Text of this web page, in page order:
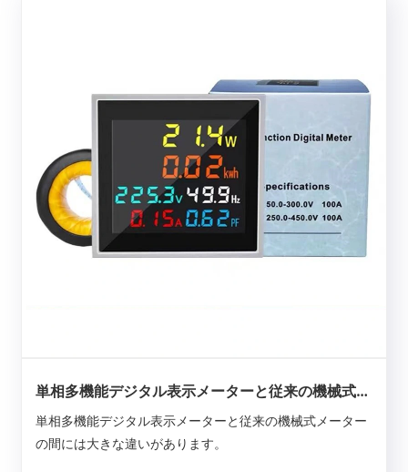
単相多機能デジタル表示メーターと従来の機械式メ
単相多機能デジタル表示メーターと従来の機械式メーター
の間には大きな違いがあります。